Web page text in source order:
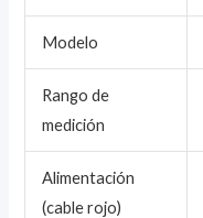
Modelo
Rango de
medición
Alimentación
(cable rojo)